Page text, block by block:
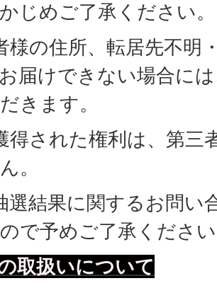
じめご了承ください。
様の住所、転居先不明
届けできない場合に
きます。
得された権利は、第三
。
選結果に関するお問い
で予めご了承くださ
取扱いについて